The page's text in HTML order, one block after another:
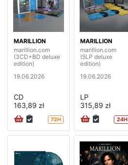
MARILLION
marillion.com
(3CD+BD deluxe
edition)
19.06.2026
CD
163,89 zł
72H
MARILLION
marillion.com
(5LP deluxe
edition)
19.06.2026
LP
315,89 zł
24H